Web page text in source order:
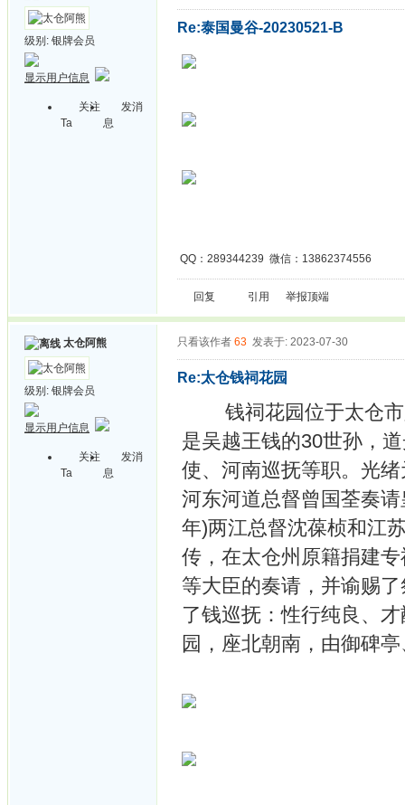
级别: 银牌会员
显示用户信息
关注
Ta
发消
息
Re:泰国曼谷-20230521-B
QQ：289344239 微信：13862374556
回复 引用 举报顶端
太仓阿熊
级别: 银牌会员
显示用户信息
关注
Ta
发消
息
只看该作者 63 发表于: 2023-07-30
Re:太仓钱祠花园
钱祠花园位于太仓市
是吴越王钱的30世孙，
使、河南巡抚等职。光
河东河道总督曾国荃奏
年)两江总督沈葆桢和江
传，在太仓州原籍捐建
等大臣的奏请，并谕赐
了钱巡抚：性行纯良、
园，座北朝南，由御碑